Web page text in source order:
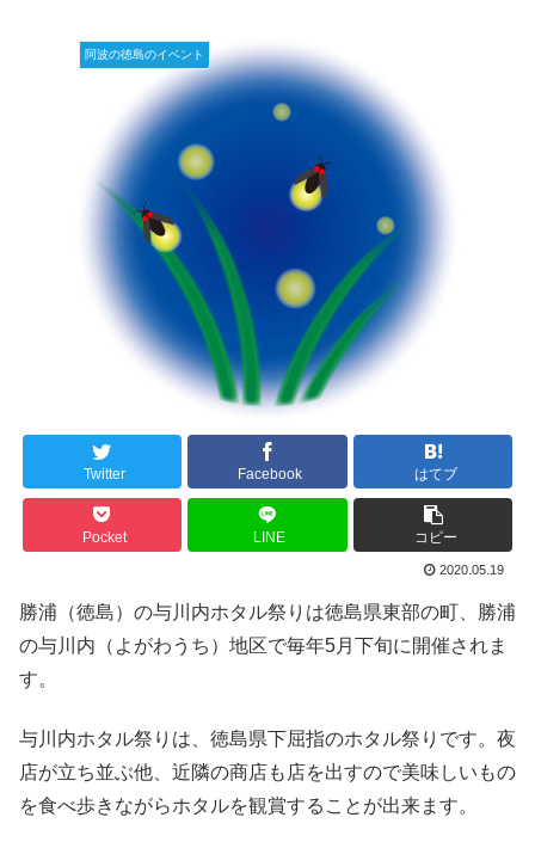
阿波の徳島のイベント
Twitter Facebook はてブ
Pocket LINE コピー
2020.05.19
勝浦（徳島）の与川内ホタル祭りは徳島県東部の町、勝浦
の与川内（よがわうち）地区で毎年5月下旬に開催されま
す。
与川内ホタル祭りは、徳島県下屈指のホタル祭りです。夜
店が立ち並ぶ他、近隣の商店も店を出すので美味しいもの
を食べ歩きながらホタルを観賞することが出来ます。